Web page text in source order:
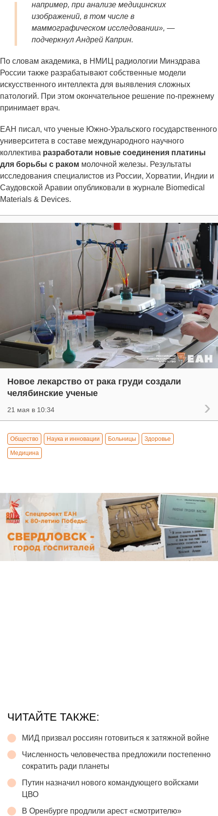
например, при анализе медицинских
изображений, в том числе в
маммографическом исследовании», —
подчеркнул Андрей Каприн.
По словам академика, в НМИЦ радиологии Минздрава
России также разрабатывают собственные модели
искусственного интеллекта для выявления сложных
патологий. При этом окончательное решение по-прежнему
принимает врач.
ЕАН писал, что ученые Южно-Уральского государственного
университета в составе международного научного
коллектива разработали новые соединения платины
для борьбы с раком молочной железы. Результаты
исследования специалистов из России, Хорватии, Индии и
Саудовской Аравии опубликовали в журнале Biomedical
Materials & Devices.
Новое лекарство от рака груди создали
челябинские ученые
21 мая в 10:34
Общество Наука и инновации Больницы Здоровье
Медицина
ЧИТАЙТЕ ТАКЖЕ:
МИД призвал россиян готовиться к затяжной войне
Численность человечества предложили постепенно
сократить ради планеты
Путин назначил нового командующего войсками
ЦВО
В Оренбурге продлили арест «смотрителю»